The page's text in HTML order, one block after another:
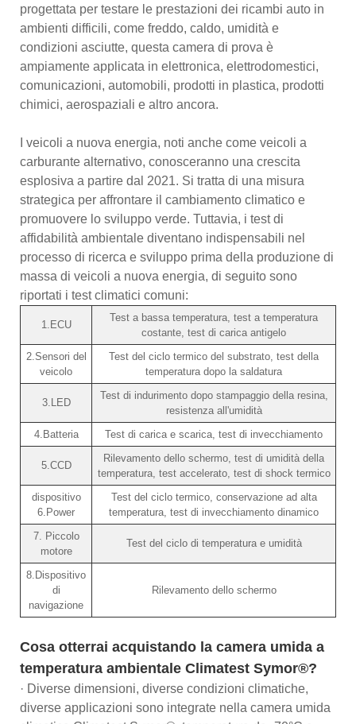
progettata per testare le prestazioni dei ricambi auto in
ambienti difficili, come freddo, caldo, umidità e
condizioni asciutte, questa camera di prova è
ampiamente applicata in elettronica, elettrodomestici,
comunicazioni, automobili, prodotti in plastica, prodotti
chimici, aerospaziali e altro ancora.
I veicoli a nuova energia, noti anche come veicoli a
carburante alternativo, conosceranno una crescita
esplosiva a partire dal 2021. Si tratta di una misura
strategica per affrontare il cambiamento climatico e
promuovere lo sviluppo verde. Tuttavia, i test di
affidabilità ambientale diventano indispensabili nel
processo di ricerca e sviluppo prima della produzione di
massa di veicoli a nuova energia, di seguito sono
riportati i test climatici comuni:
1.ECU
Test a bassa temperatura, test a temperatura
costante, test di carica antigelo
2.Sensori del
veicolo
Test del ciclo termico del substrato, test della
temperatura dopo la saldatura
3.LED
Test di indurimento dopo stampaggio della resina,
resistenza all'umidità
4.Batteria
Test di carica e scarica, test di invecchiamento
5.CCD
Rilevamento dello schermo, test di umidità della
temperatura, test accelerato, test di shock termico
dispositivo
6.Power
Test del ciclo termico, conservazione ad alta
temperatura, test di invecchiamento dinamico
7. Piccolo
motore
Test del ciclo di temperatura e umidità
8.Dispositivo
di
navigazione
Rilevamento dello schermo
Cosa otterrai acquistando la camera umida a
temperatura ambientale Climatest Symor®?
· Diverse dimensioni, diverse condizioni climatiche,
diverse applicazioni sono integrate nella camera umida